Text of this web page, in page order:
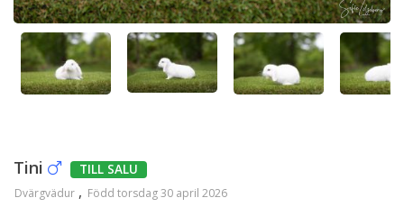
Tini TILL SALU
Dvärgvädur Född torsdag 30 april 2026